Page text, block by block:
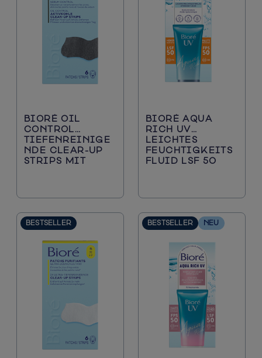
Gesichtsreiniger
Mitesser und verstopfte Poren
Sonnenschutz
BIORÉ OIL
CONTROL
TIEFENREINIGE
NDE CLEAR-UP
STRIPS MIT
BIORÉ AQUA
RICH UV
LEICHTES
FEUCHTIGKEITS
FLUID LSF 50
BESTSELLER BESTSELLER NEU